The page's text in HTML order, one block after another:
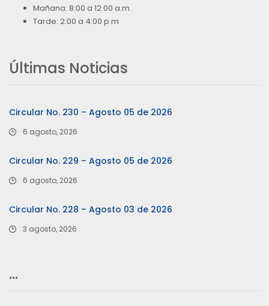
Mañana: 8:00 a 12:00 a.m.
Tarde: 2:00 a 4:00 p.m
Últimas Noticias
Circular No. 230 – Agosto 05 de 2026
6 agosto, 2026
Circular No. 229 – Agosto 05 de 2026
6 agosto, 2026
Circular No. 228 – Agosto 03 de 2026
3 agosto, 2026
…